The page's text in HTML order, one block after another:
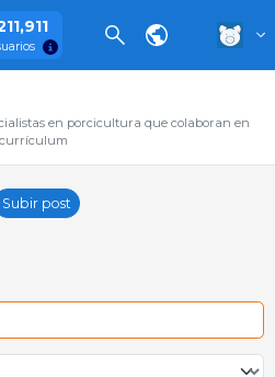
en porcicultura que colaboran en
currículum
Subir post